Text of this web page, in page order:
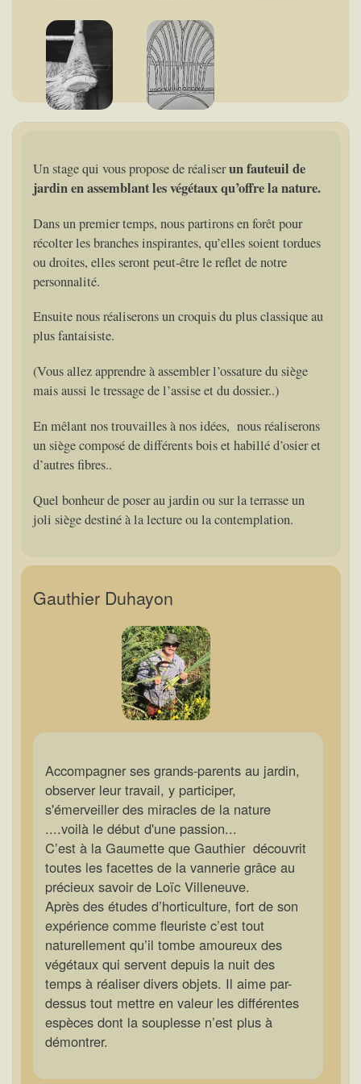
Un stage qui vous propose de réaliserun fauteuil de
jardin en assemblant les végétaux qu’offre la nature.
Dans un premier temps, nous partirons en forêt pour
récolter les branches inspirantes, qu’elles soient tordues
ou droites, elles seront peut-être le reflet de notre
personnalité.
Ensuite nous réaliserons un croquis du plus classique au
plus fantaisiste.
(Vous allez apprendre à assembler l’ossature du siège
mais aussi le tressage de l’assise et du dossier..)
En mêlant nos trouvailles à nos idées, nous réaliserons
un siège composé de différents bois et habillé d’osier et
d’autres fibres..
Quel bonheur de poser au jardin ou sur la terrasse un
joli siège destiné à la lecture ou la contemplation.
Gauthier Duhayon
Accompagner ses grands-parents au jardin,
observer leur travail, y participer,
s'émerveiller des miracles de la nature
....voilà le début d'une passion...
C’est à la Gaumette que Gauthier découvrit
toutes les facettes de la vannerie grâce au
précieux savoir de Loïc Villeneuve.
Après des études d’horticulture, fort de son
expérience comme fleuriste c’est tout
naturellement qu’il tombe amoureux des
végétaux qui servent depuis la nuit des
temps à réaliser divers objets. Il aime par-
dessus tout mettre en valeur les différentes
espèces dont la souplesse n’est plus à
démontrer.